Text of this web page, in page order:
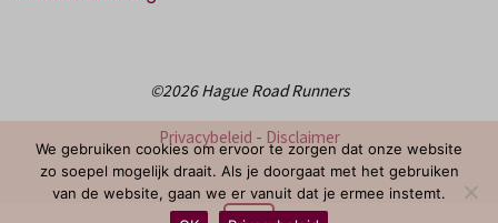
©2026 Hague Road Runners
Privacybeleid - Disclaimer
We gebruiken cookies om ervoor te zorgen dat onze website
zo soepel mogelijk draait. Als je doorgaat met het gebruiken
van de website, gaan we er vanuit dat je ermee instemt.